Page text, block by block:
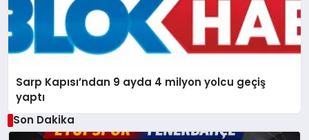
Sarp Kapısı’ndan 9 ayda 4 milyon yolcu geçiş
yaptı
Son Dakika